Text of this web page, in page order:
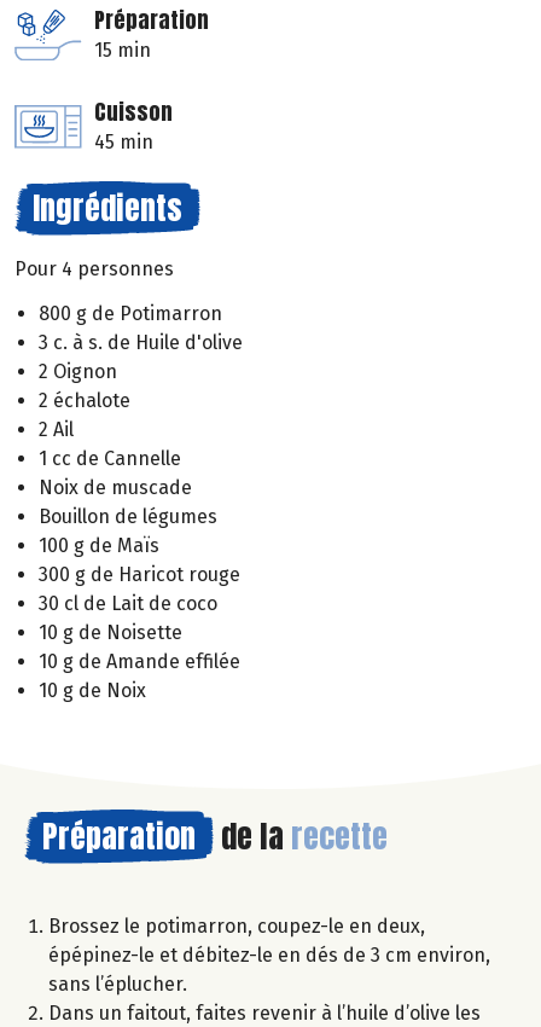
Préparation
15 min
Cuisson
45 min
Ingrédients
Pour 4 personnes
800 g de Potimarron
3 c. à s. de Huile d'olive
2 Oignon
2 échalote
2 Ail
1 cc de Cannelle
Noix de muscade
Bouillon de légumes
100 g de Maïs
300 g de Haricot rouge
30 cl de Lait de coco
10 g de Noisette
10 g de Amande effilée
10 g de Noix
Préparation de la recette
Brossez le potimarron, coupez-le en deux,
épépinez-le et débitez-le en dés de 3 cm environ,
sans l’éplucher.
Dans un faitout, faites revenir à l’huile d’olive les